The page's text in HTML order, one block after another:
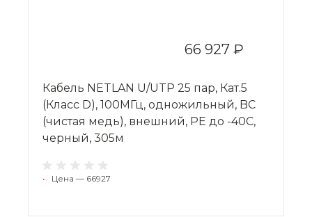
66 927 ₽
Кабель NETLAN U/UTP 25 пар, Кат.5
(Класс D), 100МГц, одножильный, BC
(чистая медь), внешний, PE до -40C,
черный, 305м
• Цена — 66927